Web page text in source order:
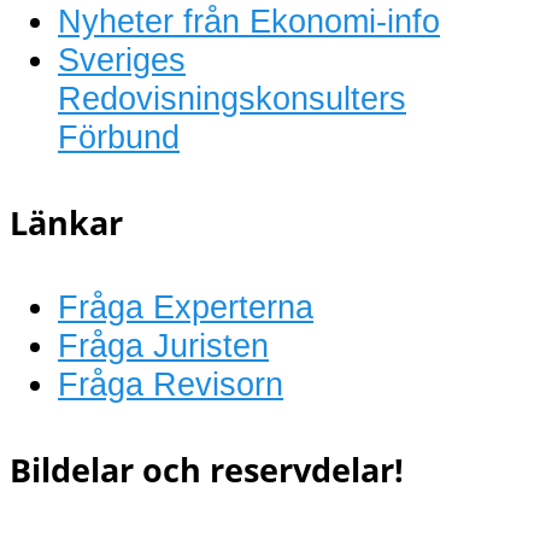
Nyheter från Ekonomi-info
Sveriges
Redovisningskonsulters
Förbund
Länkar
Fråga Experterna
Fråga Juristen
Fråga Revisorn
Bildelar och reservdelar!